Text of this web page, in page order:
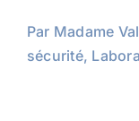
Par Madame
sécurité,